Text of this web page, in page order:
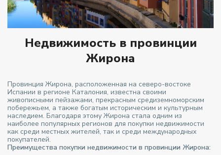
Недвижимость в провинции
Жирона
Провинция Жирона, расположенная на северо-востоке
Испании в регионе Каталония, известна своими
живописными пейзажами, прекрасным средиземноморским
побережьем, а также богатым историческим и культурным
наследием. Благодаря этому Жирона стала одним из
наиболее популярных регионов для покупки недвижимости
как среди местных жителей, так и среди международных
покупателей.
Преимущества покупки недвижимости в провинции Жирона: